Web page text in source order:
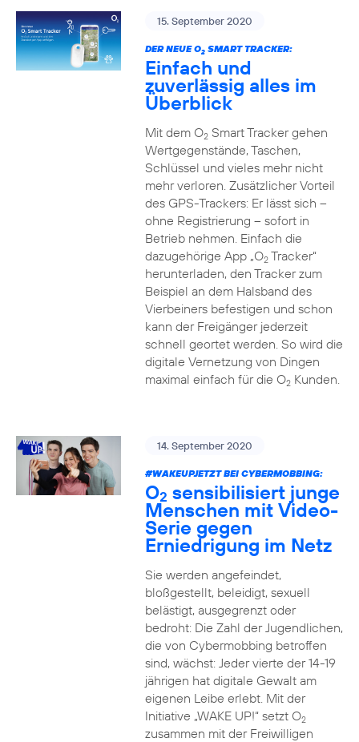
15. September 2020
DER NEUE O2SMART TRACKER:
Einfach und
zuverlässig alles im
Überblick
Mit dem O2Smart Tracker gehen
Wertgegenstände, Taschen,
Schlüssel und vieles mehr nicht
mehr verloren. Zusätzlicher Vorteil
des GPS-Trackers: Er lässt sich –
ohne Registrierung – sofort in
Betrieb nehmen. Einfach die
dazugehörige App „O2Tracker“
herunterladen, den Tracker zum
Beispiel an dem Halsband des
Vierbeiners befestigen und schon
kann der Freigänger jederzeit
schnell geortet werden. So wird die
digitale Vernetzung von Dingen
maximal einfach für die O2Kunden.
14. September 2020
#WAKEUPJETZT BEI CYBERMOBBING:
O2 sensibilisiert junge
Menschen mit Video-
Serie gegen
Erniedrigung im Netz
Sie werden angefeindet,
bloßgestellt, beleidigt, sexuell
belästigt, ausgegrenzt oder
bedroht: Die Zahl der Jugendlichen,
die von Cybermobbing betroffen
sind, wächst: Jeder vierte der 14-19
jährigen hat digitale Gewalt am
eigenen Leibe erlebt. Mit der
Initiative „WAKE UP!“ setzt O2
zusammen mit der Freiwilligen